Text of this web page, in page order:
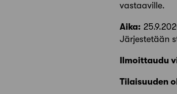
vastaaville.
Aika:
Järjestetään
Ilmoittaudu
Tilaisuuden